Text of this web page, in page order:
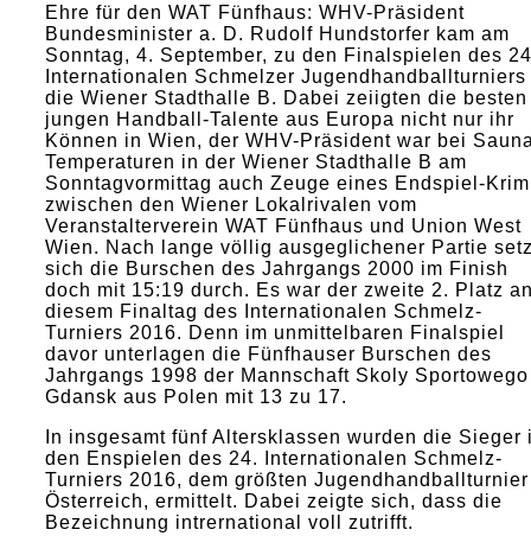
Ehre für den WAT Fünfhaus: WHV-Präsident
Bundesminister a. D. Rudolf Hundstorfer kam am
Sonntag, 4. September, zu den Finalspielen des
Internationalen Schmelzer Jugendhandballturniers
die Wiener Stadthalle B. Dabei zeiigten die besten
jungen Handball-Talente aus Europa nicht nur ihr
Können in Wien, der WHV-Präsident war bei
Temperaturen in der Wiener Stadthalle B am
Sonntagvormittag auch Zeuge eines Endspiel-
zwischen den Wiener Lokalrivalen vom
Veranstalterverein WAT Fünfhaus und Union West
Wien. Nach lange völlig ausgeglichener Partie
sich die Burschen des Jahrgangs 2000 im Finish
doch mit 15:19 durch. Es war der zweite 2. Platz
diesem Finaltag des Internationalen Schmelz-
Turniers 2016. Denn im unmittelbaren Finalspiel
davor unterlagen die Fünfhauser Burschen des
Jahrgangs 1998 der Mannschaft Skoly Sportowego
Gdansk aus Polen mit 13 zu 17.
In insgesamt fünf Altersklassen wurden die Sieger
den Enspielen des 24. Internationalen Schmelz-
Turniers 2016, dem größten
Österreich, ermittelt. Dabei zeigte sich, dass die
Bezeichnung intrernational voll zutrifft.